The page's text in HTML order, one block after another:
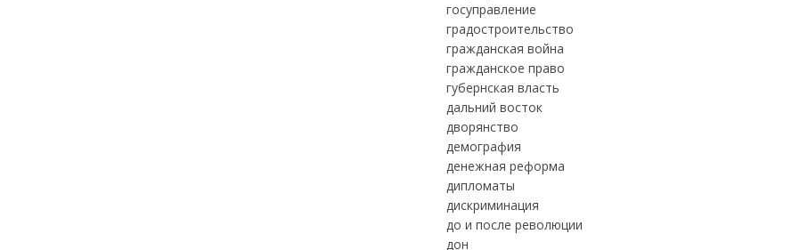
госуправление
градостроительство
гражданская война
гражданское право
губернская власть
дальний восток
дворянство
демография
денежная реформа
дипломаты
дискриминация
до и после революции
дон